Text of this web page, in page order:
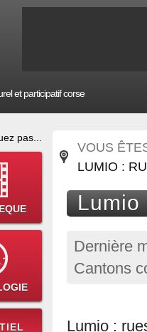
et participatif corse
pas...
VOUS
LUMIO :
Lumio
Dernière
Cantons
Lumio :